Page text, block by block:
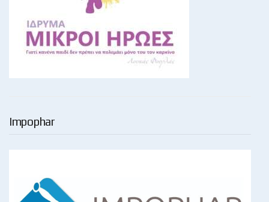
Impophar